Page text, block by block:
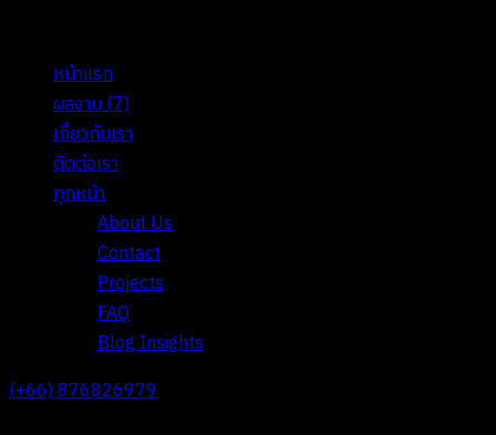
หน้าแรก
ผลงาน(7)
เกี่ยวกับเรา
ติดต่อเรา
ทุกหน้า
About Us
Contact
Projects
FAQ
Blog Insights
(+66) 876826979